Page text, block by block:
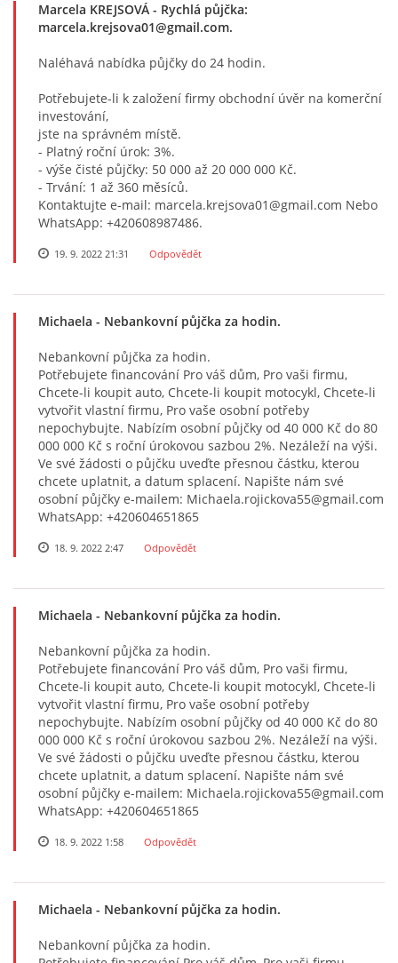
Marcela KREJSOVÁ - Rychlá půjčka:
marcela.krejsova01@gmail.com.
Naléhavá nabídka půjčky do 24 hodin.
Potřebujete-li k založení firmy obchodní úvěr na komerční
investování,
jste na správném místě.
- Platný roční úrok: 3%.
- výše čisté půjčky: 50 000 až 20 000 000 Kč.
- Trvání: 1 až 360 měsíců.
Kontaktujte e-mail: marcela.krejsova01@gmail.com Nebo
WhatsApp: +420608987486.
19. 9. 2022 21:31 Odpovědět
Michaela - Nebankovní půjčka za hodin.
Nebankovní půjčka za hodin.
Potřebujete financování Pro váš dům, Pro vaši firmu,
Chcete-li koupit auto, Chcete-li koupit motocykl, Chcete-li
vytvořit vlastní firmu, Pro vaše osobní potřeby
nepochybujte. Nabízím osobní půjčky od 40 000 Kč do 80
000 000 Kč s roční úrokovou sazbou 2%. Nezáleží na výši.
Ve své žádosti o půjčku uveďte přesnou částku, kterou
chcete uplatnit, a datum splacení. Napište nám své
osobní půjčky e-mailem: Michaela.rojickova55@gmail.com
WhatsApp: +420604651865
18. 9. 2022 2:47 Odpovědět
Michaela - Nebankovní půjčka za hodin.
Nebankovní půjčka za hodin.
Potřebujete financování Pro váš dům, Pro vaši firmu,
Chcete-li koupit auto, Chcete-li koupit motocykl, Chcete-li
vytvořit vlastní firmu, Pro vaše osobní potřeby
nepochybujte. Nabízím osobní půjčky od 40 000 Kč do 80
000 000 Kč s roční úrokovou sazbou 2%. Nezáleží na výši.
Ve své žádosti o půjčku uveďte přesnou částku, kterou
chcete uplatnit, a datum splacení. Napište nám své
osobní půjčky e-mailem: Michaela.rojickova55@gmail.com
WhatsApp: +420604651865
18. 9. 2022 1:58 Odpovědět
Michaela - Nebankovní půjčka za hodin.
Nebankovní půjčka za hodin.